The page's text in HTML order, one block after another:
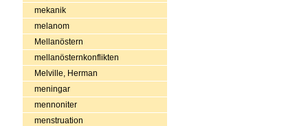
mekanik
melanom
Mellanöstern
mellanösternkonflikten
Melville, Herman
meningar
mennoniter
menstruation